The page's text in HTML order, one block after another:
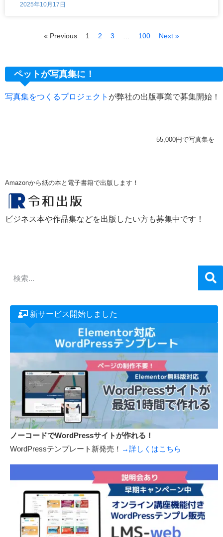
2025年10月17日
« Previous 1 2 3 100 Next »
ペットが写真集に！
写真集をつくるプロジェクト が弊社の出版事業で募集開始！
55,000円で写真集をAmazonから紙の本と電子書籍で出版します！
ビジネス本や作品集などを出版したい方も募集中です！